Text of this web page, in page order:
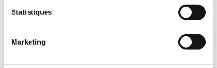
Statistiques
Marketing
DÉCHANTE